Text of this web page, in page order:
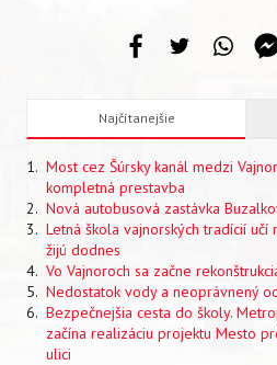
Najčítanejšie
Most cez Šúrsky kanál medzi
kompletná prestavba
Nová autobusová zastávka
Letná škola vajnorských tradícií
žijú dodnes
Vo Vajnoroch sa začne
Nedostatok vody a neoprávnený
Bezpečnejšia cesta do školy.
začína realizáciu projektu Mesto
ulici